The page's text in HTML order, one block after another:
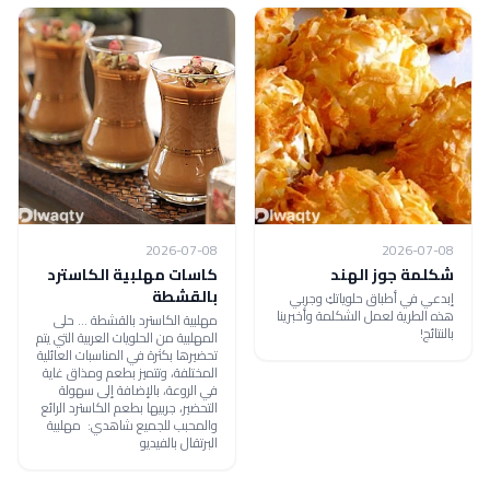
2026-07-08
شكلمة جوز الهند
إبدعي في أطباق حلوياتكِ وجربي
هذه الطرية لعمل الشكلمة وأخبرينا
بالنتائج!
2026-07-08
كاسات مهلبية الكاسترد
بالقشطة
مهلبية الكاسترد بالقشطة ... حلى
المهلبية من الحلويات العربية التي يتم
تحضيرها بكثرة في المناسبات العائلية
المختلفة، وتتميز بطعم ومذاق غاية
في الروعة، بالإضافة إلى سهولة
التحضير، جربيها بطعم الكاسترد الرائع
والمحبب للجميع شاهدي: مهلبية
البرتقال بالفيديو